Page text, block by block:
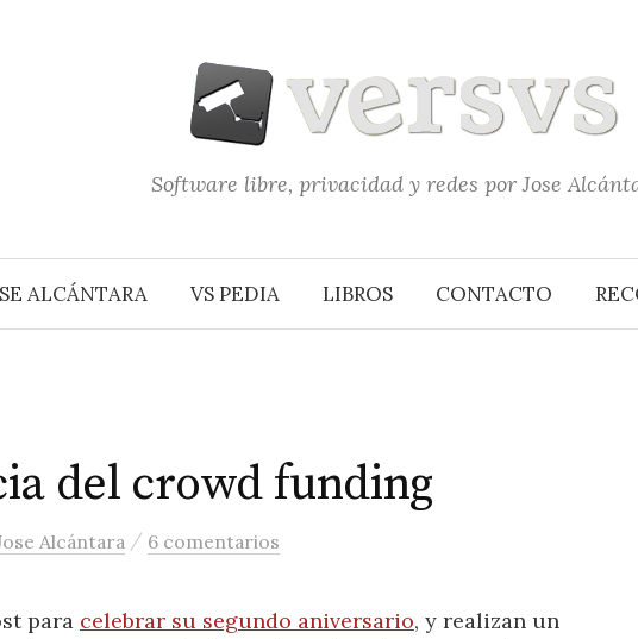
Software libre, privacidad y redes por Jose
ALCÁNTARA VS PEDIA LIBROS CONTACTO
del crowd funding
Alcántara / 6 comentarios
para celebrar su segundo aniversario, y realizan un